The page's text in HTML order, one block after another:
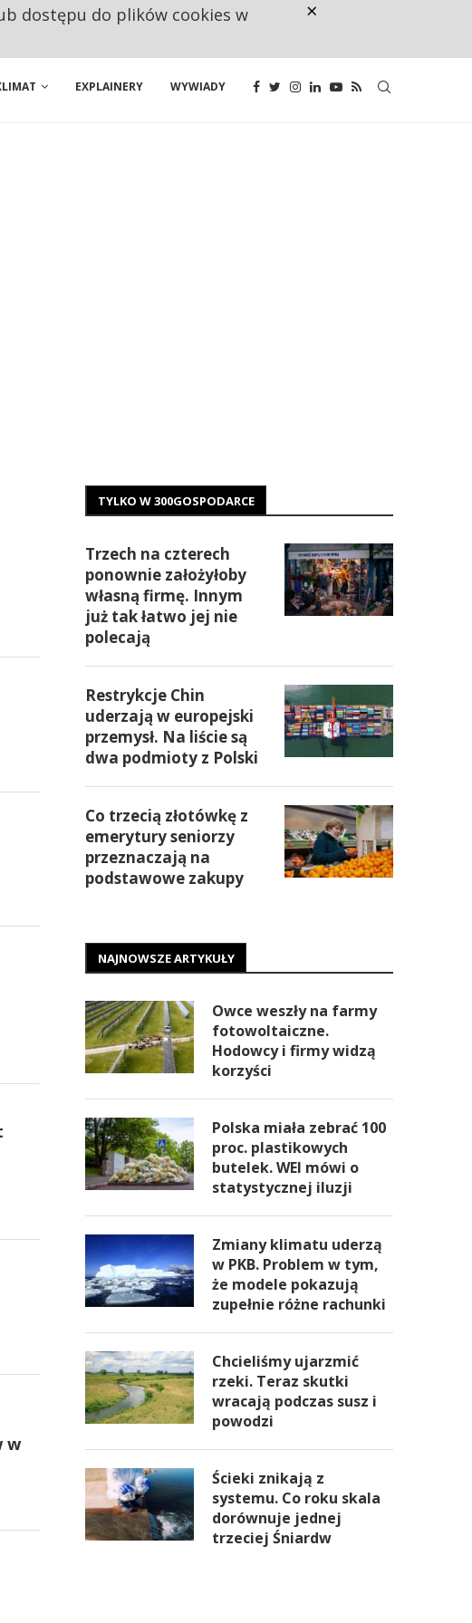
EXPLAINERY WYWIADY
w
TYLKO W 300GOSPODARCE
Trzech na czterech
ponownie założyłoby
własną firmę. Innym
już tak łatwo jej nie
polecają
Restrykcje Chin
uderzają w europejski
przemysł. Na liście są
dwa podmioty z Polski
Co trzecią złotówkę z
emerytury seniorzy
przeznaczają na
podstawowe zakupy
NAJNOWSZE ARTYKUŁY
Owce weszły na farmy
fotowoltaiczne.
Hodowcy i firmy widzą
korzyści
Polska miała zebrać 100
proc. plastikowych
butelek. WEI mówi o
statystycznej iluzji
Zmiany klimatu uderzą
w PKB. Problem w tym,
że modele pokazują
zupełnie różne rachunki
Chcieliśmy ujarzmić
rzeki. Teraz skutki
wracają podczas susz i
powodzi
Ścieki znikają z
systemu. Co roku skala
dorównuje jednej
trzeciej Śniardw
dostępu do plików cookies w
×